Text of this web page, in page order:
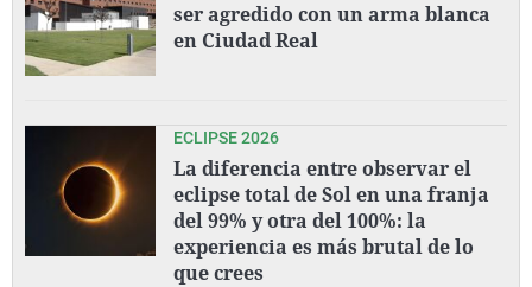
ser agredido con un arma blanca
en Ciudad Real
ECLIPSE 2026
La diferencia entre observar el
eclipse total de Sol en una franja
del 99% y otra del 100%: la
experiencia es más brutal de lo
que crees